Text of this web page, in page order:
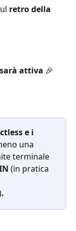
retro della
sarà attiva 🎉
e i
una
terminale
(in pratica
.